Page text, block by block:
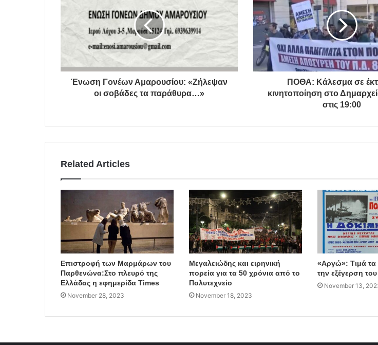
Ένωση Γονέων Αμαρουσίου: «Ζήλεψαν
οι σοβάδες τα παράθυρα…»
ΠΟΘΑ: Κάλεσμα σε
κινητοποίηση στο
στις 19:00
Related Articles
Επιστροφή των Μαρμάρων του
Παρθενώνα:Στο πλευρό της
Ελλάδας η εφημερίδα Times
November 28, 2023
Μεγαλειώδης και ειρηνική
πορεία για τα 50 χρόνια από το
Πολυτεχνείο
November 18, 2023
«Αργώ»: Τιμά τα
την εξέγερση
November 13,